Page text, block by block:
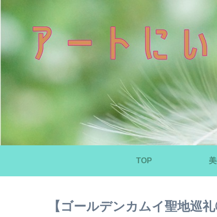
TOP
【ゴールデンカムイ聖地巡